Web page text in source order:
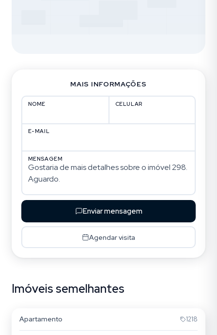
MAIS INFORMAÇÕES
NOME CELULAR
E-MAIL
MENSAGEM
Enviar mensagem
Agendar visita
Imóveis semelhantes
Morro das Pedras
Apartamento 1218